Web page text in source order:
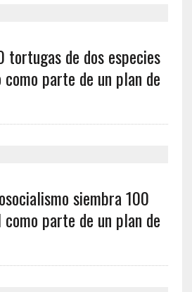
tortugas de dos especies
parte de un plan de
siembra 100
parte de un plan de